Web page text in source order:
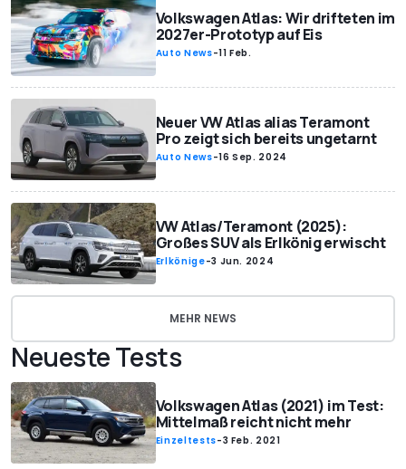
Volkswagen Atlas: Wir drifteten im
2027er-Prototyp auf Eis
Auto News-11 Feb.
Neuer VW Atlas alias Teramont
Pro zeigt sich bereits ungetarnt
Auto News-16 Sep. 2024
VW Atlas/Teramont (2025):
Großes SUV als Erlkönig erwischt
Erlkönige-3 Jun. 2024
MEHR NEWS
Neueste Tests
Volkswagen Atlas (2021) im Test:
Mittelmaß reicht nicht mehr
Einzeltests-3 Feb. 2021